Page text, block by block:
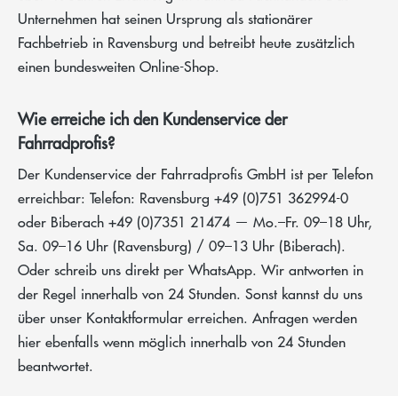
Unternehmen hat seinen Ursprung als stationärer
Fachbetrieb in Ravensburg und betreibt heute zusätzlich
einen bundesweiten Online-Shop.
Wie erreiche ich den Kundenservice der
Fahrradprofis?
Der Kundenservice der Fahrradprofis GmbH ist per Telefon
erreichbar: Telefon: Ravensburg +49 (0)751 362994-0
oder Biberach +49 (0)7351 21474 — Mo.–Fr. 09–18 Uhr,
Sa. 09–16 Uhr (Ravensburg) / 09–13 Uhr (Biberach).
Oder schreib uns direkt per WhatsApp. Wir antworten in
der Regel innerhalb von 24 Stunden. Sonst kannst du uns
über unser Kontaktformular erreichen. Anfragen werden
hier ebenfalls wenn möglich innerhalb von 24 Stunden
beantwortet.